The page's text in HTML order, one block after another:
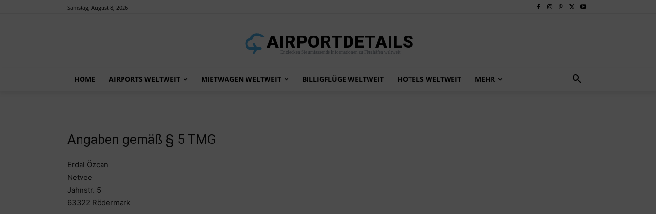
Samstag, August 8, 2026
AIRPORTDETAILS
Entdecken Sie umfassende Informationen zu Flughäfen weltweit
HOME AIRPORTS WELTWEIT MIETWAGEN WELTWEIT BILLIGFLÜGE WELTWEIT HOTELS WELTWEIT MEHR
Angaben gemäß § 5 TMG
Erdal Özcan
Netvee
Jahnstr. 5
63322 Rödermark